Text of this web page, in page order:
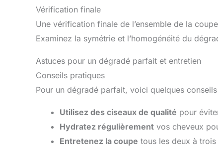
Vérification finale
Une vérification finale de l’ensemble de la
Examinez la symétrie et l’homogénéité du
Astuces pour un dégradé parfait et entretien
Conseils pratiques
Pour un dégradé parfait, voici quelques
Utilisez des ciseaux de qualité pour
Hydratez régulièrement vos cheveux
Entretenez la coupe tous les deux à